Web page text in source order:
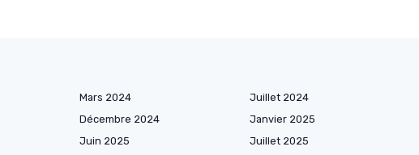
Mars 2024 Juillet 2024
Décembre 2024 Janvier 2025
Juin 2025 Juillet 2025